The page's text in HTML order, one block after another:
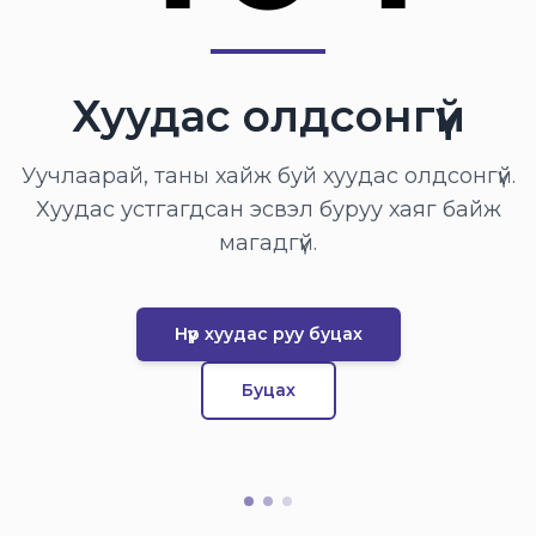
Хуудас олдсонгүй
Уучлаарай, таны хайж буй хуудас олдсонгүй.
Хуудас устгагдсан эсвэл буруу хаяг байж
магадгүй.
Нүүр хуудас руу буцах
Буцах